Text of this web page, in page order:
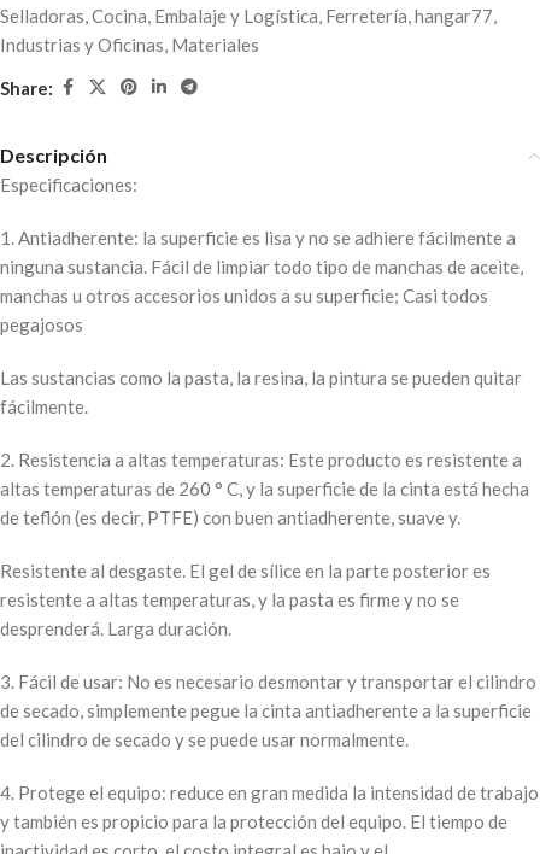
Selladoras,Cocina, Embalaje y Logística, Ferretería,hangar77,
Industrias y Oficinas, Materiales
Share:
Descripción
Especificaciones:
1. Antiadherente: la superficie es lisa y no se adhiere fácilmente a
ninguna sustancia. Fácil de limpiar todo tipo de manchas de aceite,
manchas u otros accesorios unidos a su superficie; Casi todos
pegajosos
Las sustancias como la pasta, la resina, la pintura se pueden quitar
fácilmente.
2. Resistencia a altas temperaturas: Este producto es resistente a
altas temperaturas de 260 ° C, y la superficie de la cinta está hecha
de teflón (es decir, PTFE) con buen antiadherente, suave y.
Resistente al desgaste. El gel de sílice en la parte posterior es
resistente a altas temperaturas, y la pasta es firme y no se
desprenderá. Larga duración.
3. Fácil de usar: No es necesario desmontar y transportar el cilindro
de secado, simplemente pegue la cinta antiadherente a la superficie
del cilindro de secado y se puede usar normalmente.
4. Protege el equipo: reduce en gran medida la intensidad de trabajo
y también es propicio para la protección del equipo. El tiempo de